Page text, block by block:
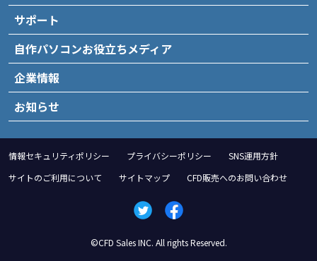
サポート
自作パソコンお役立ちメディア
企業情報
お知らせ
情報セキュリティポリシー プライバシーポリシー
SNS運用方針
サイトのご利用について
サイトマップ CFD販売へのお問い合わせ
©CFD Sales INC. All rights Reserved.